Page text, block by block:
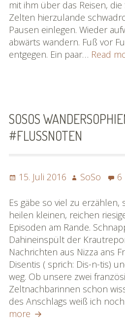
mit ihm über das Reisen,
Zelten hierzulande
Pausen einlegen. Wieder
abwärts wandern. Fuß vor
entgegen. Ein paar… Read
SOSOS
#FLUSSNOTEN
Posted
15. Juli 2016 Author
SoSo 6
Es gäbe so viel zu erzählen,
heilen kleinen, reichen
Episoden am Rande.
Dahineinspült der
Nachrichten aus Nizza ans
Disentis ( sprich: Dis-n-tis)
weg. Ob unsere zwei
Zeltnachbarinnen schon
des Anschlags weiß ich
more SoSos